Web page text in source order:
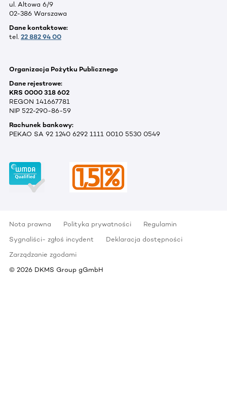
ul. Altowa 6/9
02-386 Warszawa
Dane kontaktowe:
tel. 22 882 94 00
Organizacja Pożytku Publicznego
Dane rejestrowe:
KRS 0000 318 602
REGON 141667781
NIP 522-290-86-59
Rachunek bankowy:
PEKAO SA 92 1240 6292 1111 0010 5530 0549
Nota prawna Polityka prywatności
Regulamin
Sygnaliści- zgłoś incydent
Deklaracja dostępności
Zarządzanie zgodami
© 2026 DKMS Group gGmbH